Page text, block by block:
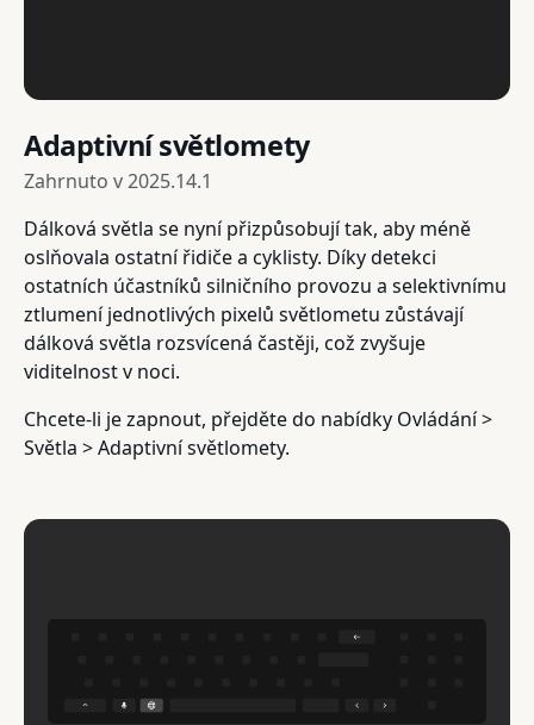
Adaptivní světlomety
Zahrnuto v2025.14.1
Dálková světla se nyní přizpůsobují tak, aby méně
oslňovala ostatní řidiče a cyklisty. Díky detekci
ostatních účastníků silničního provozu a selektivnímu
ztlumení jednotlivých pixelů světlometu zůstávají
dálková světla rozsvícená častěji, což zvyšuje
viditelnost v noci.
Chcete-li je zapnout, přejděte do nabídky Ovládání >
Světla > Adaptivní světlomety.